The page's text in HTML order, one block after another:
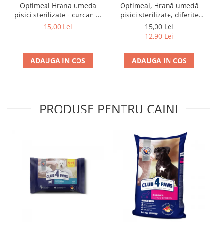
Optimeal Hrana umeda
pisici sterilizate - curcan si
pui in sos, set 3+1,
15,00 Lei
ADAUGA IN COS
Optimeal, Hrană umedă
pisici sterilizate, diferite
arome, (3+1), 0.34kg
15,00 Lei
12,90 Lei
ADAUGA IN COS
PRODUSE PENTRU CAINI